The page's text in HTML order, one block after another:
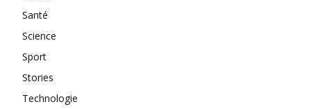
Santé
Science
Sport
Stories
Technologie